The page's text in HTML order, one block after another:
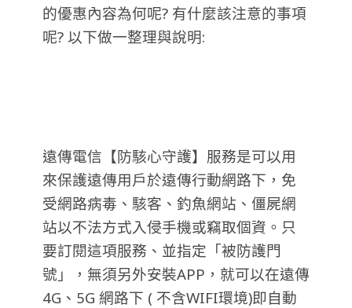
的優惠內容為何呢? 有什麼該注意的事項
呢? 以下做一整理與說明:
遠傳電信【防駭心守護】服務是可以用
來保護遠傳用戶於遠傳行動網路下，免
受網路病毒、駭客、釣魚網站、僵屍網
站以不法方式入侵手機或竊取個資。只
要訂閱這項服務、並指定「被防護門
號」，無須另外安裝APP，就可以在遠傳
4G、5G 網路下 ( 不含WIFI環境)即自動